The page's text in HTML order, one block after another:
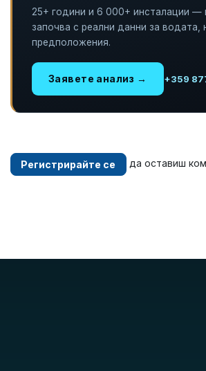
25+ години и 6 000+ инсталации —
започва с реални данни за водата,
предположения.
Заявете анализ → +359
Регистрирайте се да оставиш